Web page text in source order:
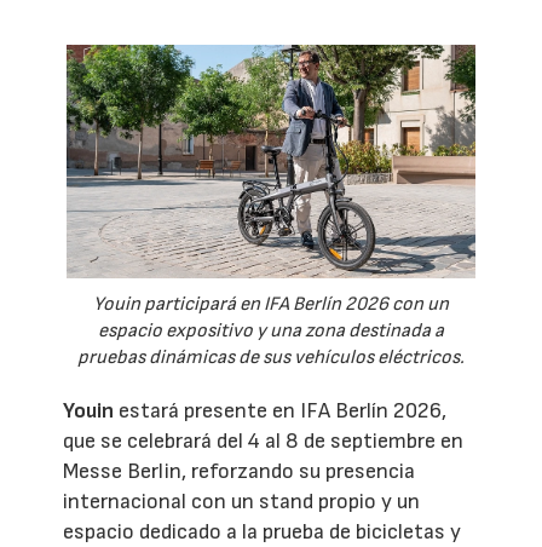
Youin participará en IFA Berlín 2026 con un
espacio expositivo y una zona destinada a
pruebas dinámicas de sus vehículos eléctricos.
Youin estará presente en IFA Berlín 2026,
que se celebrará del 4 al 8 de septiembre en
Messe Berlin, reforzando su presencia
internacional con un stand propio y un
espacio dedicado a la prueba de bicicletas y